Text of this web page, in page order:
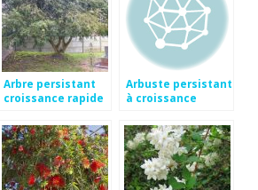
Arbre persistant
croissance rapide
Arbuste persistant
à croissance